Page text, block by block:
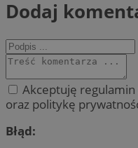
Dodaj
Akceptuję
oraz politykę
Błąd: